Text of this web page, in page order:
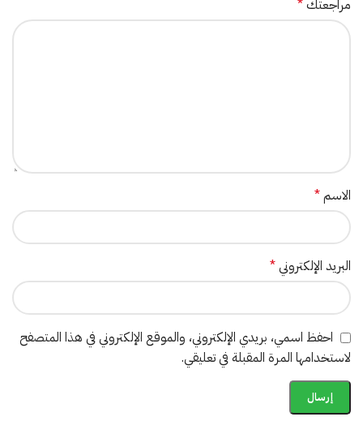
مراجعتك*
الاسم*
البريد الإلكتروني*
احفظ اسمي، بريدي الإلكتروني، والموقع الإلكتروني في هذا المتصفح
لاستخدامها المرة المقبلة في تعليقي.